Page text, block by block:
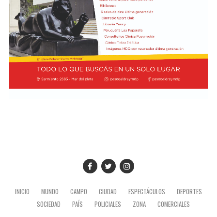
INICIO MUNDO CAMPO CIUDAD ESPECTÁCULOS
DEPORTES
SOCIEDAD
PAÍS POLICIALES ZONA COMERCIALES